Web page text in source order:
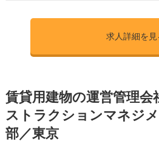
求人詳細を見
賃貸用建物の運営管理会
ストラクションマネジ
部／東京